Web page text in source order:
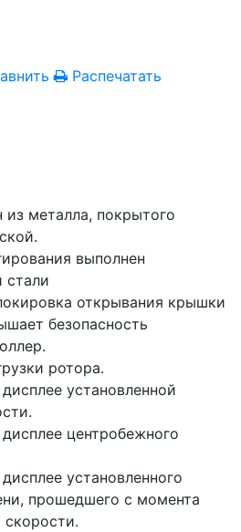
Распечатать
из металла, покрытого
выполнен
открывания крышки
безопасность
ротора.
установленной
центробежного
установленного
прошедшего с момента
скорости.